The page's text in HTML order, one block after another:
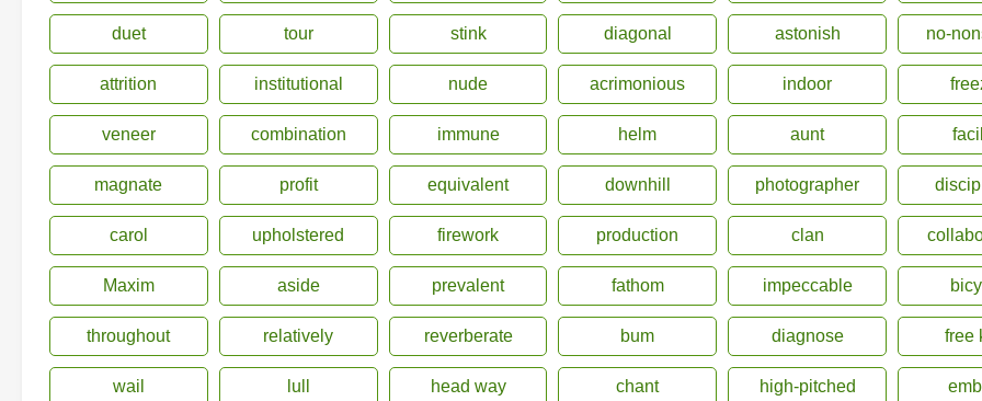
duet tour stink diagonal astonish no-
attrition institutional nude acrimonious indoor
veneer combination immune helm aunt
magnate profit equivalent downhill photographer
carol upholstered firework production clan
Maxim aside prevalent fathom impeccable
throughout relatively reverberate bum diagnose free
wail lull head way chant high-pitched